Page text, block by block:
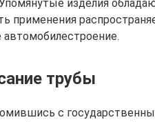
изделия
применения
автомобилестроение.
трубы
с